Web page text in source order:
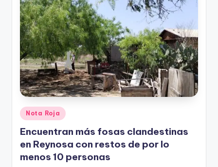
Publicado
en
Nota Roja
Encuentran más fosas clandestinas
en Reynosa con restos de por lo
menos 10 personas